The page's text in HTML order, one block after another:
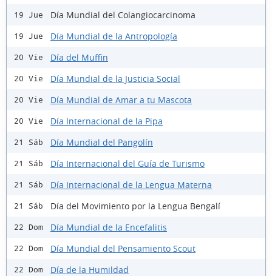
19 Jue Día Mundial del Colangiocarcinoma
19 Jue Día Mundial de la Antropología
20 Vie Día del Muffin
20 Vie Día Mundial de la Justicia Social
20 Vie Día Mundial de Amar a tu Mascota
20 Vie Día Internacional de la Pipa
21 Sáb Día Mundial del Pangolín
21 Sáb Día Internacional del Guía de Turismo
21 Sáb Día Internacional de la Lengua Materna
21 Sáb Día del Movimiento por la Lengua Bengalí
22 Dom Día Mundial de la Encefalitis
22 Dom Día Mundial del Pensamiento Scout
22 Dom Día de la Humildad